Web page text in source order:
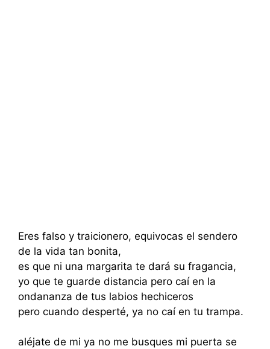
Eres falso y traicionero, equivocas el sendero
de la vida tan bonita,
es que ni una margarita te dará su fragancia,
yo que te guarde distancia pero caí en la
ondananza de tus labios hechiceros
pero cuando desperté, ya no caí en tu trampa.
aléjate de mi ya no me busques mi puerta se